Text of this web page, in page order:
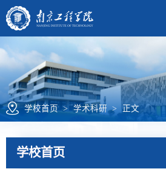
学校首页 > 学术科研 > 正文
学校首页